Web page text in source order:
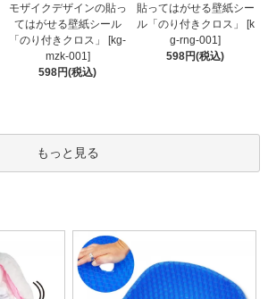
モザイクデザインの貼っ
てはがせる壁紙シール
「のり付きクロス」 [kg-
mzk-001]
598円(税込)
貼ってはがせる壁紙シー
ル「のり付きクロス」 [k
g-rng-001]
598円(税込)
もっと見る